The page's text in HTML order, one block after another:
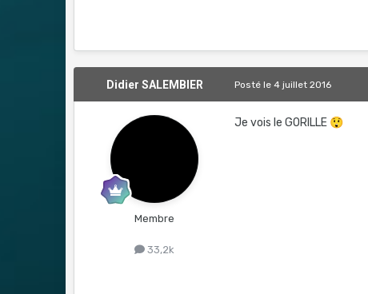
Didier SALEMBIER
Membre
33,2k
Postéle 4 juillet 2016
Je vois le GORILLE 😲